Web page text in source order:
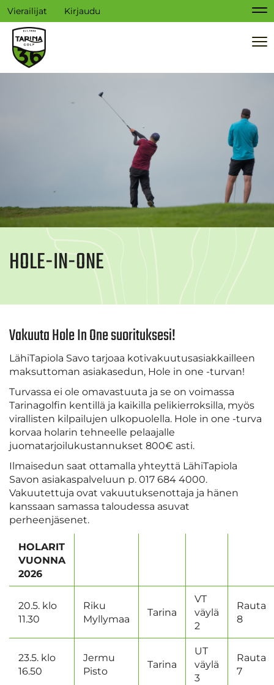
Vierailijat Kirjaudu
HOLE-IN-ONE
Vakuuta Hole In One suorituksesi!
LähiTapiola Savo tarjoaa kotivakuutusasiakkailleen
maksuttoman asiakasedun, Hole in one -turvan!
Turvassa ei ole omavastuuta ja se on voimassa
Tarinagolfin kentillä ja kaikilla pelikierroksilla, myös
virallisten kilpailujen ulkopuolella. Hole in one -turva
korvaa holarin tehneelle pelaajalle
juomatarjoilukustannukset 800€ asti.
Ilmaisedun saat ottamalla yhteyttä LähiTapiola
Savon asiakaspalveluun p. 017 684 4000.
Vakuutettuja ovat vakuutuksenottaja ja hänen
kanssaan samassa taloudessa asuvat
perheenjäsenet.
HOLARIT
VUONNA
2026
20.5. klo
11.30
Riku
Myllymaa
Tarina
VT
väylä
2
Rauta
8
23.5. klo
16.50
Jermu
Pisto
Tarina
UT
väylä
3
Rauta
7